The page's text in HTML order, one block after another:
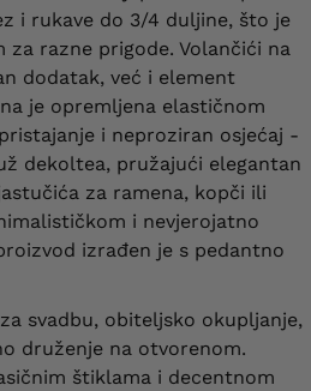
i rukave do 3/4 duljine, što je
razne prigode. Volančići na
dodatak, već i element
je opremljena elastičnom
i neproziran osjećaj -
dekoltea, pružajući elegantan
za ramena, kopči ili
i nevjerojatno
izrađen je s pedantno
svadbu, obiteljsko okupljanje,
druženje na otvorenom.
štiklama i decentnom